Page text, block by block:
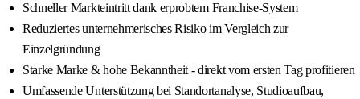
Schneller Markteintritt dank erprobtem Franchise-System
Reduziertes unternehmerisches Risiko im Vergleich zur
Einzelgründung
Starke Marke & hohe Bekanntheit - direkt vom ersten Tag profitieren
Umfassende Unterstützung bei Standortanalyse, Studioaufbau,